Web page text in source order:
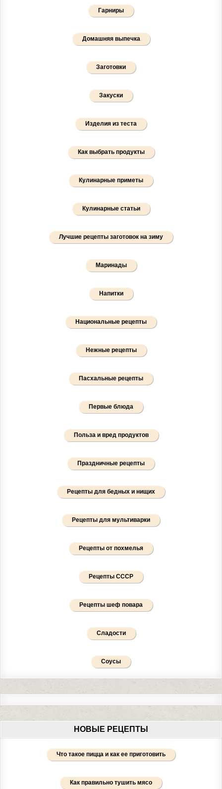
Гарниры
Домашняя выпечка
Заготовки
Закуски
Изделия из теста
Как выбрать продукты
Кулинарные приметы
Кулинарные статьи
Лучшие рецепты заготовок на зиму
Маринады
Напитки
Национальные рецепты
Нежные рецепты
Пасхальные рецепты
Первые блюда
Польза и вред продуктов
Праздничные рецепты
Рецепты для бедных и нищих
Рецепты для мультиварки
Рецепты от похмелья
Рецепты СССР
Рецепты шеф повара
Сладости
Соусы
НОВЫЕ РЕЦЕПТЫ
Что такое пицца и как ее приготовить
Как правильно тушить мясо